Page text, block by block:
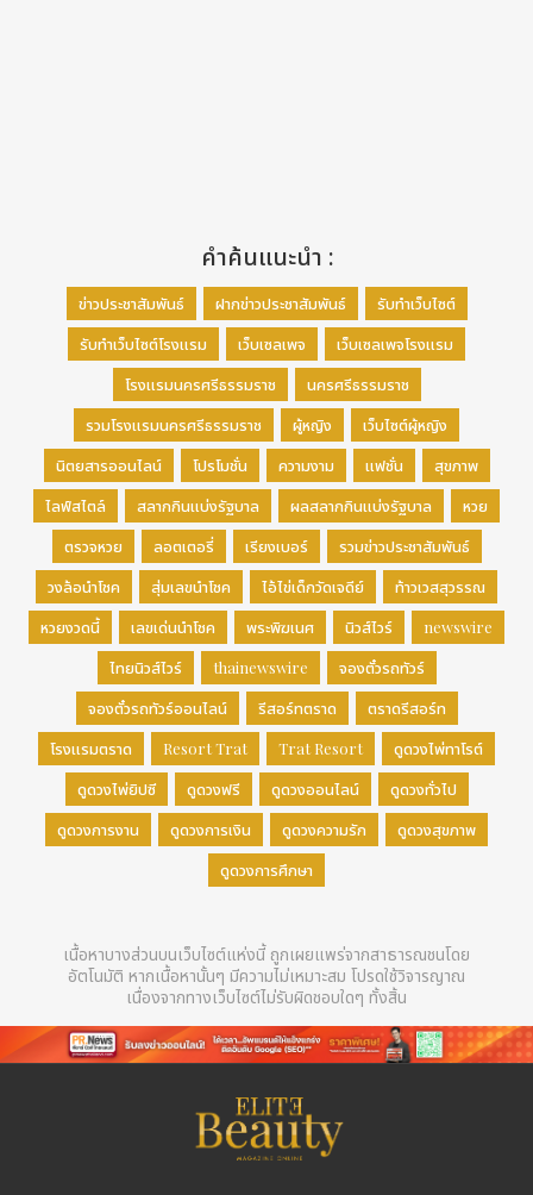
คำค้นแนะนำ :
ข่าวประชาสัมพันธ์ ฝากข่าวประชาสัมพันธ์
รับทำเว็บไซต์
รับทำเว็บไซต์โรงแรม
เว็บเซลเพจ
เว็บเซลเพจโรงแรม
โรงแรมนครศรีธรรมราช
นครศรีธรรมราช
รวมโรงแรมนครศรีธรรมราช
ผู้หญิง
เว็บไซต์ผู้หญิง
นิตยสารออนไลน์
โปรโมชั่น ความงาม แฟชั่น
สุขภาพ
ไลฟ์สไตล์
สลากกินแบ่งรัฐบาล ผลสลากกินแบ่งรัฐบาล
หวย
ตรวจหวย
ลอตเตอรี่ เรียงเบอร์
รวมข่าวประชาสัมพันธ์
วงล้อนำโชค
สุ่มเลขนำโชค ไอ้ไข่เด็กวัดเจดีย์
ท้าวเวสสุวรรณ
หวยงวดนี้
เลขเด่นนำโชค พระพิฆเนศ นิวส์ไวร์
newswire
ไทยนิวส์ไวร์
thainewswire
จองตั๋วรถทัวร์
จองตั๋วรถทัวร์ออนไลน์
รีสอร์ทตราด
ตราดรีสอร์ท
โรงแรมตราด
Resort Trat Trat Resort
ดูดวงไพ่ทาโรต์
ดูดวงไพ่ยิปซี
ดูดวงฟรี ดูดวงออนไลน์
ดูดวงทั่วไป
ดูดวงการงาน
ดูดวงการเงิน ดูดวงความรัก
ดูดวงสุขภาพ
ดูดวงการศึกษา
เนื้อหาบางส่วนบนเว็บไซต์แห่งนี้ ถูกเผยแพร่จากสาธารณชนโดย
อัตโนมัติ หากเนื้อหานั้นๆ มีความไม่เหมาะสม โปรดใช้วิจารญาณ
เนื่องจากทางเว็บไซต์ไม่รับผิดชอบใดๆ ทั้งสิ้น